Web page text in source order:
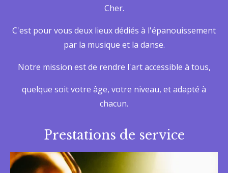
Cher.
C'est pour vous deux lieux dédiés à l'épanouissement
par la musique et la danse.
Notre mission est de rendre l'art accessible à tous,
quelque soit votre âge, votre niveau, et adapté à
chacun.
Prestations de service